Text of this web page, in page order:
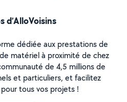
d’AlloVoisins
dédiée aux prestations de
matériel à proximité de chez
de 4,5 millions de
et particuliers, et facilitez
tous vos projets !